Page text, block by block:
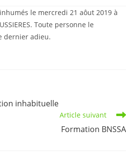
le mercredi 21 aôut 2019 à
Toute personne le
dernier adieu.
inhabituelle
Article suivant
Formation BNSSA